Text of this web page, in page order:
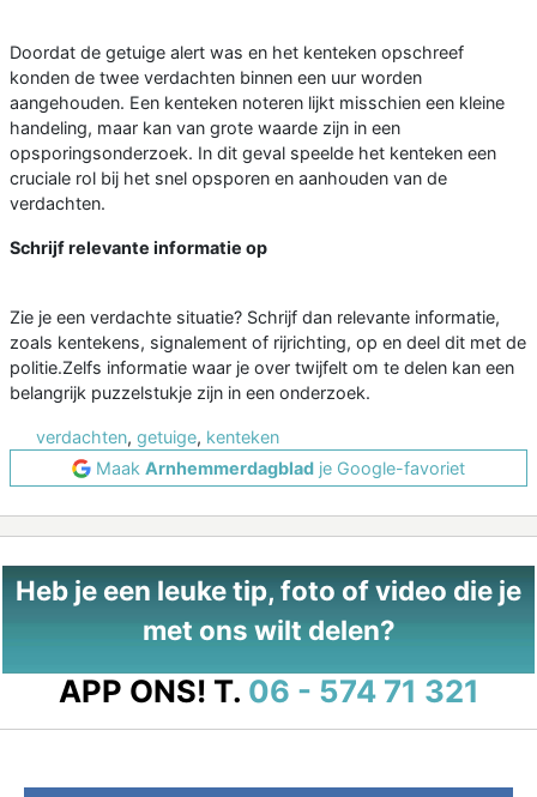
Doordat de getuige alert was en het kenteken opschreef
konden de twee verdachten binnen een uur worden
aangehouden. Een kenteken noteren lijkt misschien een kleine
handeling, maar kan van grote waarde zijn in een
opsporingsonderzoek. In dit geval speelde het kenteken een
cruciale rol bij het snel opsporen en aanhouden van de
verdachten.
Schrijf relevante informatie op
Zie je een verdachte situatie? Schrijf dan relevante informatie,
zoals kentekens, signalement of rijrichting, op en deel dit met de
politie.Zelfs informatie waar je over twijfelt om te delen kan een
belangrijk puzzelstukje zijn in een onderzoek.
verdachten, getuige, kenteken
Maak Arnhemmerdagblad je Google-favoriet
Heb je een leuke tip, foto of video die je
met ons wilt delen?
APP ONS! T. 06 - 574 71 321